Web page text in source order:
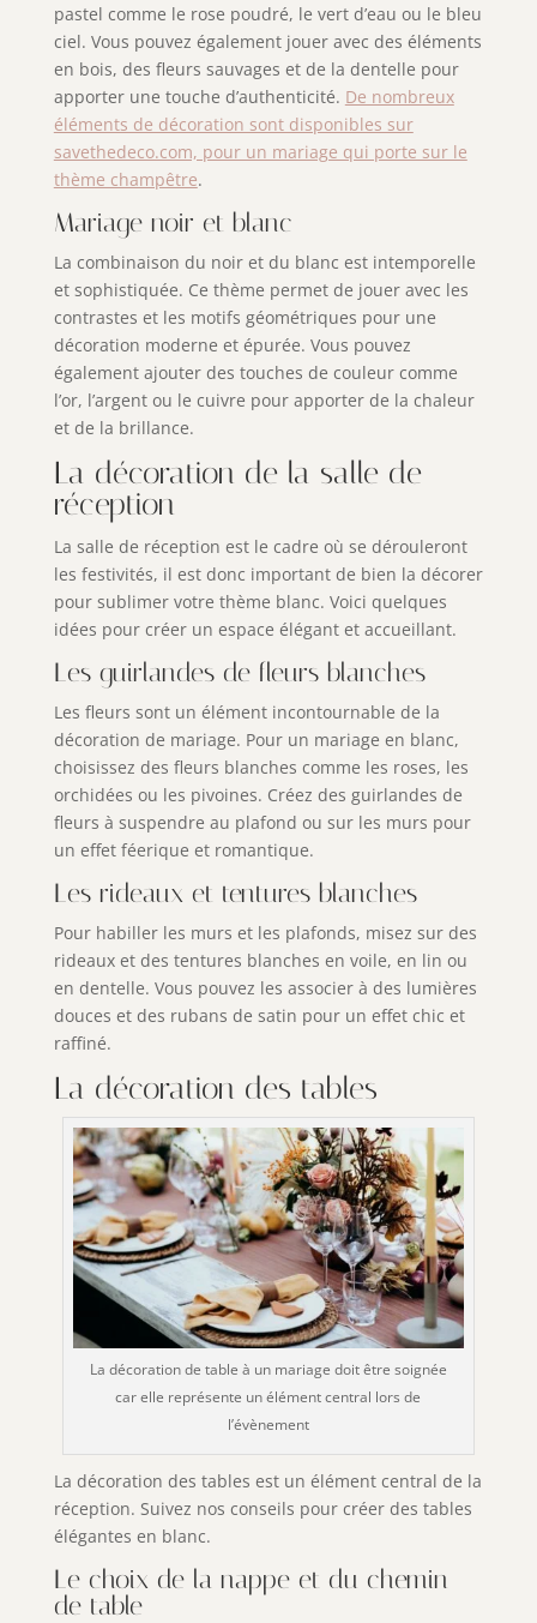
pastel comme le rose poudré, le vert d’eau ou le bleu
ciel. Vous pouvez également jouer avec des éléments
en bois, des fleurs sauvages et de la dentelle pour
apporter une touche d’authenticité. De nombreux
éléments de décoration sont disponibles sur
savethedeco.com, pour un mariage qui porte sur le
thème champêtre.
Mariage noir et blanc
La combinaison du noir et du blanc est intemporelle
et sophistiquée. Ce thème permet de jouer avec les
contrastes et les motifs géométriques pour une
décoration moderne et épurée. Vous pouvez
également ajouter des touches de couleur comme
l’or, l’argent ou le cuivre pour apporter de la chaleur
et de la brillance.
La décoration de la salle de
réception
La salle de réception est le cadre où se dérouleront
les festivités, il est donc important de bien la décorer
pour sublimer votre thème blanc. Voici quelques
idées pour créer un espace élégant et accueillant.
Les guirlandes de fleurs blanches
Les fleurs sont un élément incontournable de la
décoration de mariage. Pour un mariage en blanc,
choisissez des fleurs blanches comme les roses, les
orchidées ou les pivoines. Créez des guirlandes de
fleurs à suspendre au plafond ou sur les murs pour
un effet féerique et romantique.
Les rideaux et tentures blanches
Pour habiller les murs et les plafonds, misez sur des
rideaux et des tentures blanches en voile, en lin ou
en dentelle. Vous pouvez les associer à des lumières
douces et des rubans de satin pour un effet chic et
raffiné.
La décoration des tables
La décoration de table à un mariage doit être soignée
car elle représente un élément central lors de
l’évènement
La décoration des tables est un élément central de la
réception. Suivez nos conseils pour créer des tables
élégantes en blanc.
Le choix de la nappe et du chemin
de table